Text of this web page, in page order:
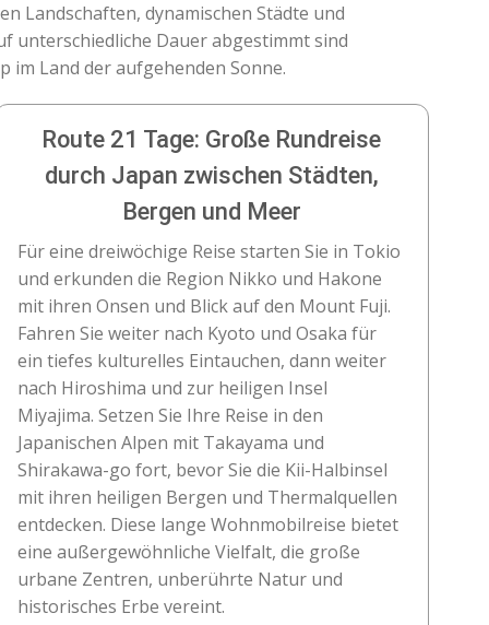
Landschaften, dynamischen Städte und
unterschiedliche Dauer abgestimmt sind
Land der aufgehenden Sonne.
Route 21 Tage: Große Rundreise
durch Japan zwischen Städten,
Bergen und Meer
Für eine dreiwöchige Reise starten Sie in Tokio
und erkunden die Region Nikko und Hakone
mit ihren Onsen und Blick auf den Mount Fuji.
Fahren Sie weiter nach Kyoto und Osaka für
ein tiefes kulturelles Eintauchen, dann weiter
nach Hiroshima und zur heiligen Insel
Miyajima. Setzen Sie Ihre Reise in den
Japanischen Alpen mit Takayama und
Shirakawa-go fort, bevor Sie die Kii-Halbinsel
mit ihren heiligen Bergen und Thermalquellen
entdecken. Diese lange Wohnmobilreise bietet
eine außergewöhnliche Vielfalt, die große
urbane Zentren, unberührte Natur und
historisches Erbe vereint.